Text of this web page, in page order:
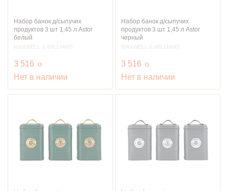
Набор банок д/сыпучих
продуктов 3 шт 1,45 л Astor
белый
MAXWELL & WILLIAMS
3 516 руб.
o
Нет в наличии
Набор банок д/сыпучих
продуктов 3 шт 1,45 л Astor
черный
MAXWELL & WILLIAMS
3 516 руб.
o
Нет в наличии